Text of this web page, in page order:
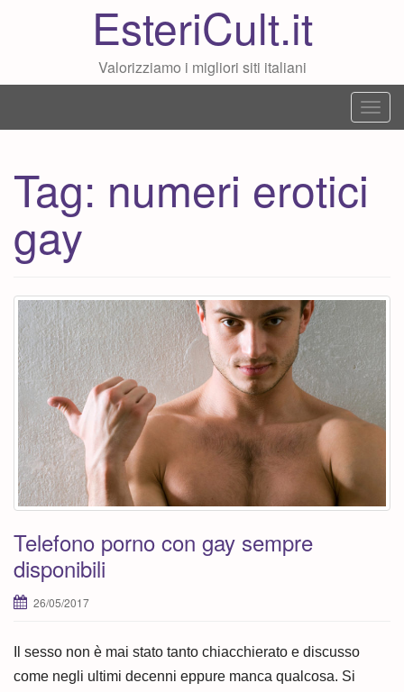
EsteriCult.it
Valorizziamo i migliori siti italiani
T
o
v
t
o
Tag: numeri erotici
gay
Telefono porno con gay sempre
disponibili
26/05/2017
Il sesso non è mai stato tanto chiacchierato e discusso
come negli ultimi decenni eppure manca qualcosa. Si